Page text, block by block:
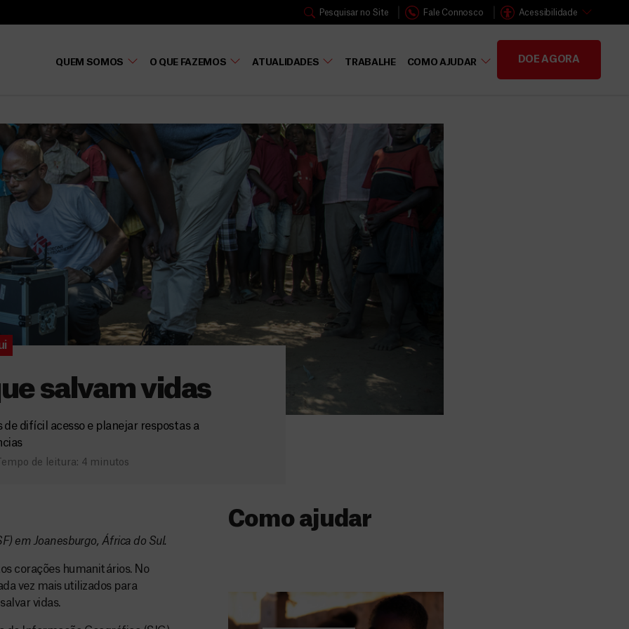
Pesquisar no Site Fale Connosco Acessibilidade
QUEM SOMOS O QUE FAZEMOS ATUALIDADES TRABALHE COMO AJUDAR DOE AGORA
salvam vidas
de difícil acesso e planejar respostas a
Tempo de leitura: 4 minutos
em Joanesburgo, África do Sul.
corações humanitários. No
vez mais utilizados para
vidas.
Como ajudar
ajuda-nos a levar cuidados médicos
a quem mais precisa.